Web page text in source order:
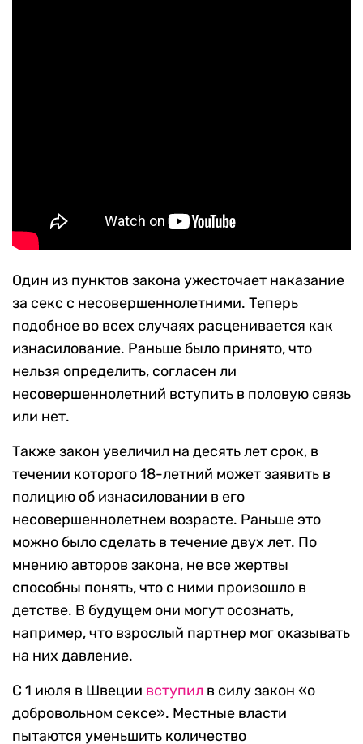
Один из пунктов закона ужесточает наказание
за секс с несовершеннолетними. Теперь
подобное во всех случаях расценивается как
изнасилование. Раньше было принято, что
нельзя определить, согласен ли
несовершеннолетний вступить в половую связь
или нет.
Также закон увеличил на десять лет срок, в
течении которого 18-летний может заявить в
полицию об изнасиловании в его
несовершеннолетнем возрасте. Раньше это
можно было сделать в течение двух лет. По
мнению авторов закона, не все жертвы
способны понять, что с ними произошло в
детстве. В будущем они могут осознать,
например, что взрослый партнер мог оказывать
на них давление.
С 1 июля в Швеции вступил в силу закон «о
добровольном сексе». Местные власти
пытаются уменьшить количество